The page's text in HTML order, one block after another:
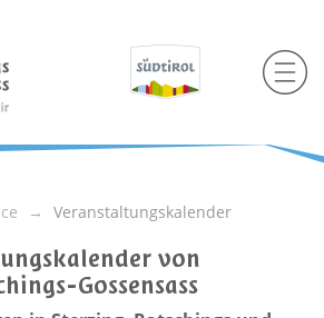
Veranstaltungskalender
von
Gossensass